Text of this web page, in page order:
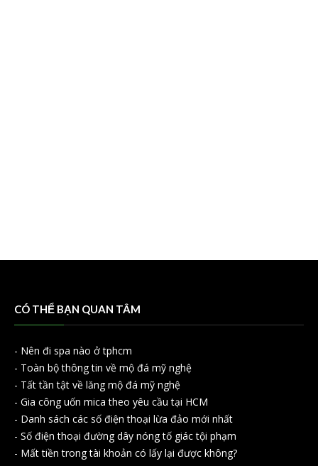
CÓ THỂ BẠN QUAN TÂM
- Nên đi spa nào ở tphcm
- Toàn bộ thông tin về mộ đá mỹ nghệ
- Tất tần tật về lăng mộ đá mỹ nghệ
- Gia công uốn mica theo yêu cầu tại HCM
- Danh sách các số điện thoại lừa đảo mới nhất
- Số điện thoại đường dây nóng tố giác tội phạm
- Mất tiền trong tài khoản có lấy lại được không?